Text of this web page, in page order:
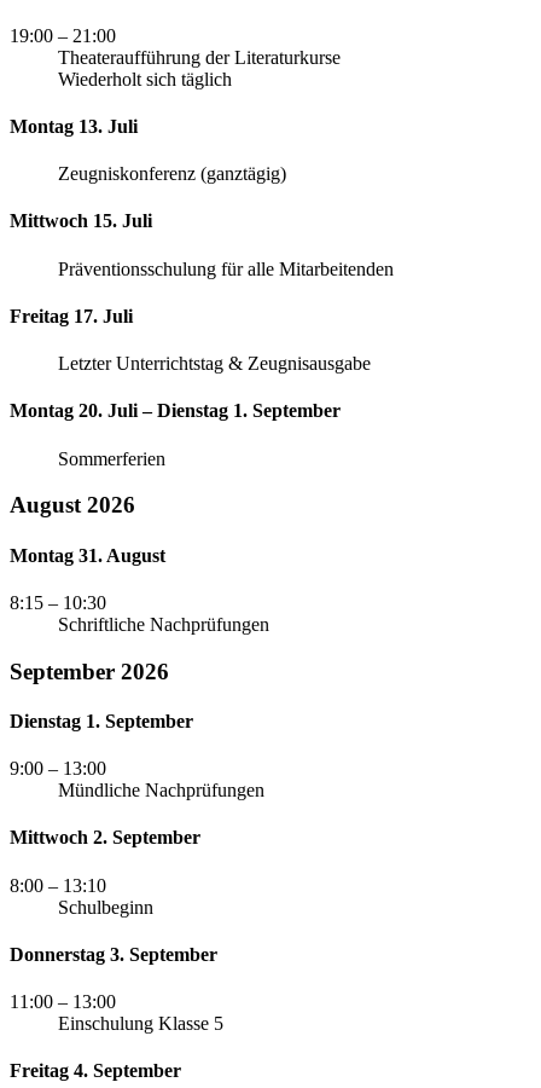
19:00 – 21:00
Theateraufführung der Literaturkurse
Wiederholt sich täglich
Montag 13. Juli
Zeugniskonferenz (ganztägig)
Mittwoch 15. Juli
Präventionsschulung für alle Mitarbeitenden
Freitag 17. Juli
Letzter Unterrichtstag & Zeugnisausgabe
Montag 20. Juli – Dienstag 1. September
Sommerferien
August 2026
Montag 31. August
8:15 – 10:30
Schriftliche Nachprüfungen
September 2026
Dienstag 1. September
9:00 – 13:00
Mündliche Nachprüfungen
Mittwoch 2. September
8:00 – 13:10
Schulbeginn
Donnerstag 3. September
11:00 – 13:00
Einschulung Klasse 5
Freitag 4. September